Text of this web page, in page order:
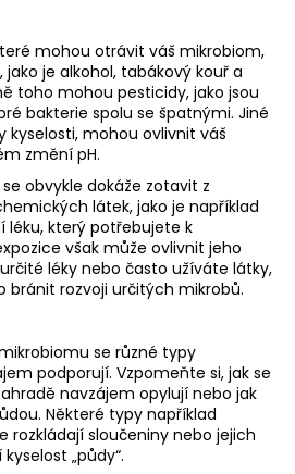
mohou otrávit váš mikrobiom,
je alkohol, tabákový kouř a
toho mohou pesticidy, jako jsou
bakterie spolu se špatnými. Jiné
kyselosti, mohou ovlivnit váš
změní pH.
obvykle dokáže zotavit z
látek, jako je například
léku, který potřebujete k
však může ovlivnit jeho
léky nebo často užíváte látky,
bránit rozvoji určitých mikrobů.
se různé typy
podporují. Vzpomeňte si, jak se
navzájem opylují nebo jak
Některé typy například
rozkládají sloučeniny nebo jejich
„půdy“.